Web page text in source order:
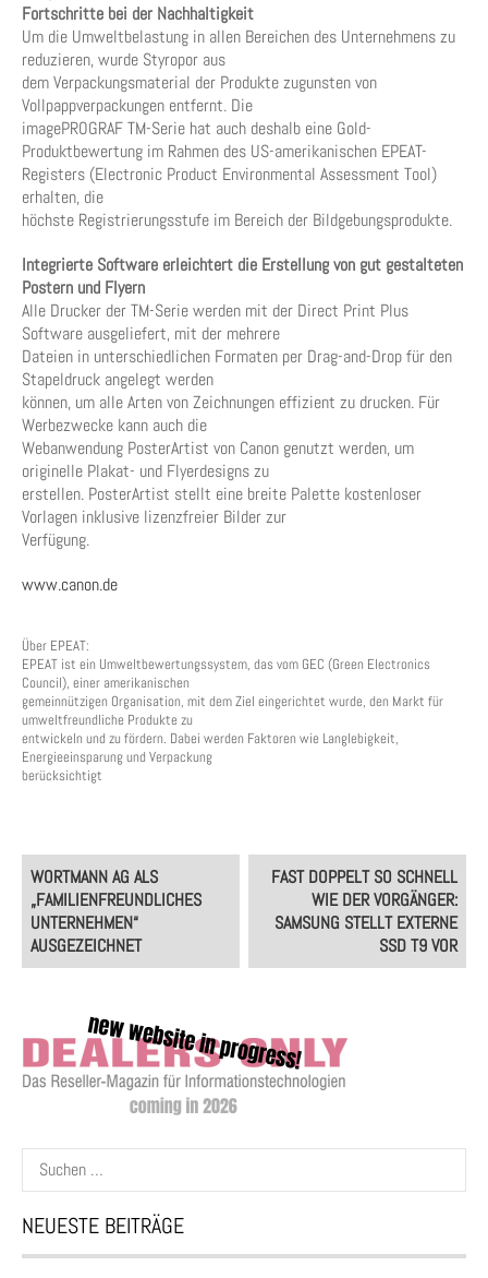
Fortschritte bei der Nachhaltigkeit
Um die Umweltbelastung in allen Bereichen des Unternehmens zu
reduzieren, wurde Styropor aus
dem Verpackungsmaterial der Produkte zugunsten von
Vollpappverpackungen entfernt. Die
imagePROGRAF TM-Serie hat auch deshalb eine Gold-
Produktbewertung im Rahmen des US-amerikanischen EPEAT-
Registers (Electronic Product Environmental Assessment Tool)
erhalten, die
höchste Registrierungsstufe im Bereich der Bildgebungsprodukte.
Integrierte Software erleichtert die Erstellung von gut gestalteten
Postern und Flyern
Alle Drucker der TM-Serie werden mit der Direct Print Plus
Software ausgeliefert, mit der mehrere
Dateien in unterschiedlichen Formaten per Drag-and-Drop für den
Stapeldruck angelegt werden
können, um alle Arten von Zeichnungen effizient zu drucken. Für
Werbezwecke kann auch die
Webanwendung PosterArtist von Canon genutzt werden, um
originelle Plakat- und Flyerdesigns zu
erstellen. PosterArtist stellt eine breite Palette kostenloser
Vorlagen inklusive lizenzfreier Bilder zur
Verfügung.
www.canon.de
Über EPEAT:
EPEAT ist ein Umweltbewertungssystem, das vom GEC (Green Electronics
Council), einer amerikanischen
gemeinnützigen Organisation, mit dem Ziel eingerichtet wurde, den Markt für
umweltfreundliche Produkte zu
entwickeln und zu fördern. Dabei werden Faktoren wie Langlebigkeit,
Energieeinsparung und Verpackung
berücksichtigt
Post
navigation
WORTMANN AG ALS
„FAMILIENFREUNDLICHES
UNTERNEHMEN“
AUSGEZEICHNET
FAST DOPPELT SO SCHNELL
WIE DER VORGÄNGER:
SAMSUNG STELLT EXTERNE
SSD T9 VOR
Suchen
nach:
NEUESTE BEITRÄGE